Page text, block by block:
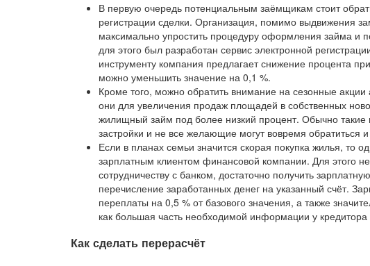
В первую очередь потенциальным заёмщикам стоит
регистрации сделки. Организация, помимо выдвижения
максимально упростить процедуру оформления займа и
для этого был разработан сервис электронной
инструменту компания предлагает снижение процента
можно уменьшить значение на 0,1 %.
Кроме того, можно обратить внимание на сезонные
они для увеличения продаж площадей в собственных
жилищный займ под более низкий процент. Обычно
застройки и не все желающие могут вовремя обратиться
Если в планах семьи значится скорая покупка жилья, то
зарплатным клиентом финансовой компании. Для этого
сотрудничеству с банком, достаточно получить
перечисление заработанных денег на указанный счёт.
переплаты на 0,5 % от базового значения, а также
как большая часть необходимой информации у
Как сделать перерасчёт